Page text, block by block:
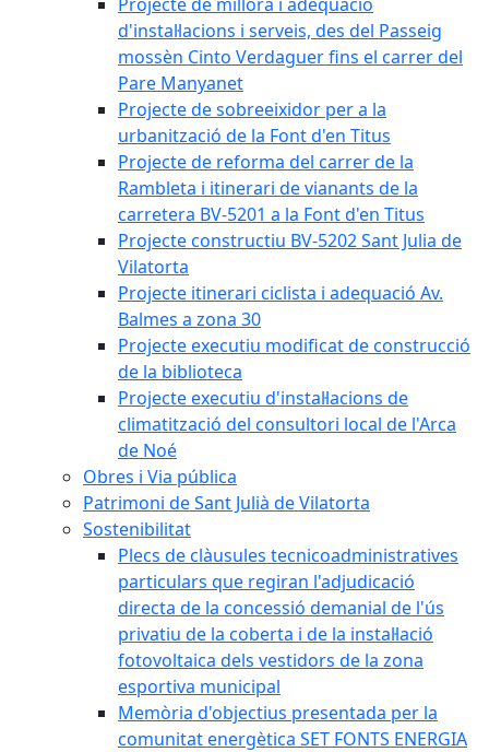
d'instal·lacions i serveis, des del Passeig
mossèn Cinto Verdaguer fins el carrer del
Pare Manyanet
Projecte de sobreeixidor per a la
urbanització de la Font d'en Titus
Projecte de reforma del carrer de la
Rambleta i itinerari de vianants de la
carretera BV-5201 a la Font d'en Titus
Projecte constructiu BV-5202 Sant Julia de
Vilatorta
Projecte itinerari ciclista i adequació Av.
Balmes a zona 30
Projecte executiu modificat de construcció
de la biblioteca
Projecte executiu d'instal·lacions de
climatització del consultori local de l'Arca
de Noé
Obres i Via pública
Patrimoni de Sant Julià de Vilatorta
Sostenibilitat
Plecs de clàusules tecnicoadministratives
particulars que regiran l'adjudicació
directa de la concessió demanial de l'ús
privatiu de la coberta i de la instal·lació
fotovoltaica dels vestidors de la zona
esportiva municipal
Memòria d'objectius presentada per la
comunitat energètica SET FONTS ENERGIA